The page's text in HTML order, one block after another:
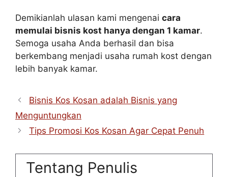
Demikianlah ulasan kami mengenai cara
memulai bisnis kost hanya dengan 1 kamar.
Semoga usaha Anda berhasil dan bisa
berkembang menjadi usaha rumah kost dengan
lebih banyak kamar.
Bisnis Kos Kosan adalah Bisnis yang
Menguntungkan
Tips Promosi Kos Kosan Agar Cepat Penuh
Tentang Penulis